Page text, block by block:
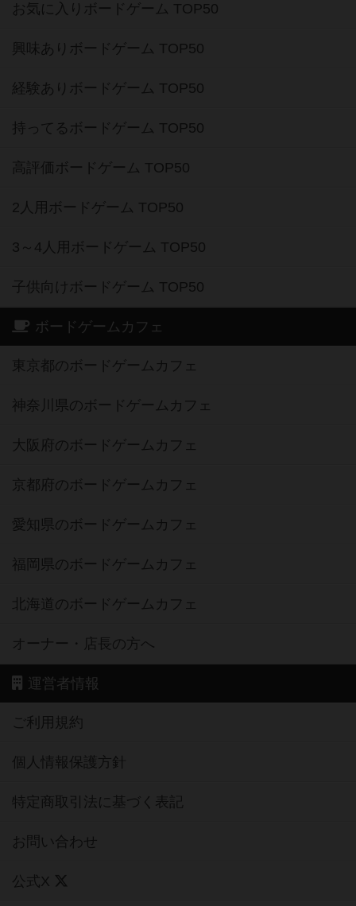
お気に入りボードゲーム TOP50
興味ありボードゲーム TOP50
経験ありボードゲーム TOP50
持ってるボードゲーム TOP50
高評価ボードゲーム TOP50
2人用ボードゲーム TOP50
3～4人用ボードゲーム TOP50
子供向けボードゲーム TOP50
ボードゲームカフェ
東京都のボードゲームカフェ
神奈川県のボードゲームカフェ
大阪府のボードゲームカフェ
京都府のボードゲームカフェ
愛知県のボードゲームカフェ
福岡県のボードゲームカフェ
北海道のボードゲームカフェ
オーナー・店長の方へ
運営者情報
ご利用規約
個人情報保護方針
特定商取引法に基づく表記
お問い合わせ
公式X